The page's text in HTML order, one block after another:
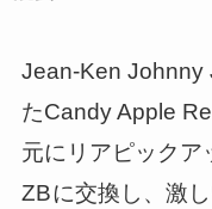
Jean-Ken Johnny
たCandy Apple
元にリアピック
ZBに交換し、激